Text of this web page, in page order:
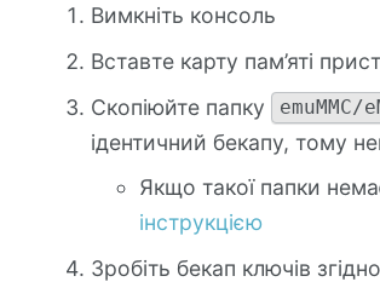
Вимкніть консоль
Вставте карту пам’яті
Скопіюйте папку
emuMMC/
ідентичний бекапу, тому
Якщо такої папки
інструкцією
Зробіть бекап ключів